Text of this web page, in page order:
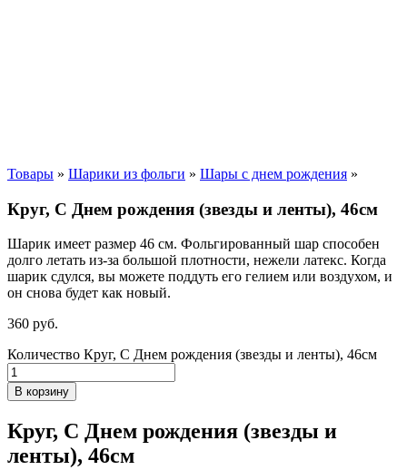
Товары » Шарики из фольги » Шары с днем рождения »
Круг, С Днем рождения (звезды и ленты), 46см
Шарик имеет размер 46 см. Фольгированный шар способен
долго летать из-за большой плотности, нежели латекс. Когда
шарик сдулся, вы можете поддуть его гелием или воздухом, и
он снова будет как новый.
360 руб.
Количество Круг, С Днем рождения (звезды и ленты), 46см
В корзину
Круг, С Днем рождения (звезды и
ленты), 46см